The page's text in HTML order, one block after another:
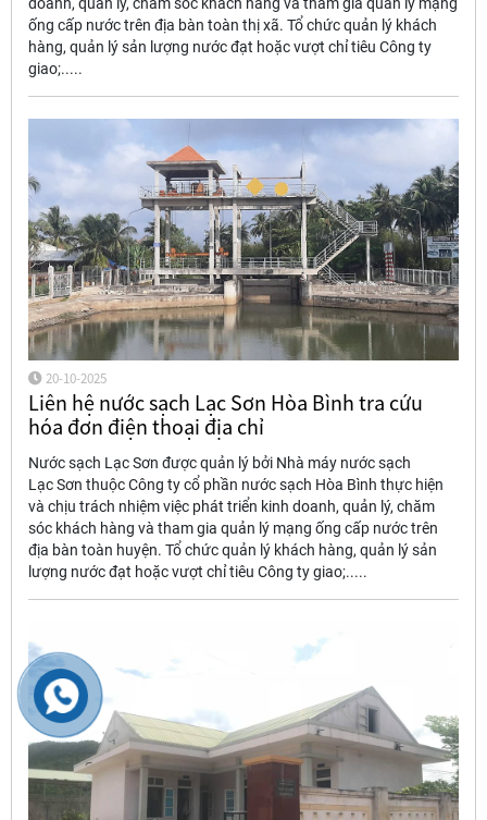
ống cấp nước trên địa bàn toàn thị xã. Tổ chức quản lý khách
hàng, quản lý sản lượng nước đạt hoặc vượt chỉ tiêu Công ty
giao;.....
20-10-2025
Liên hệ nước sạch Lạc Sơn Hòa Bình tra cứu
hóa đơn điện thoại địa chỉ
Nước sạch Lạc Sơn được quản lý bởi Nhà máy nước sạch
Lạc Sơn thuộc Công ty cổ phần nước sạch Hòa Bình thực hiện
và chịu trách nhiệm việc phát triển kinh doanh, quản lý, chăm
sóc khách hàng và tham gia quản lý mạng ống cấp nước trên
địa bàn toàn huyện. Tổ chức quản lý khách hàng, quản lý sản
lượng nước đạt hoặc vượt chỉ tiêu Công ty giao;.....